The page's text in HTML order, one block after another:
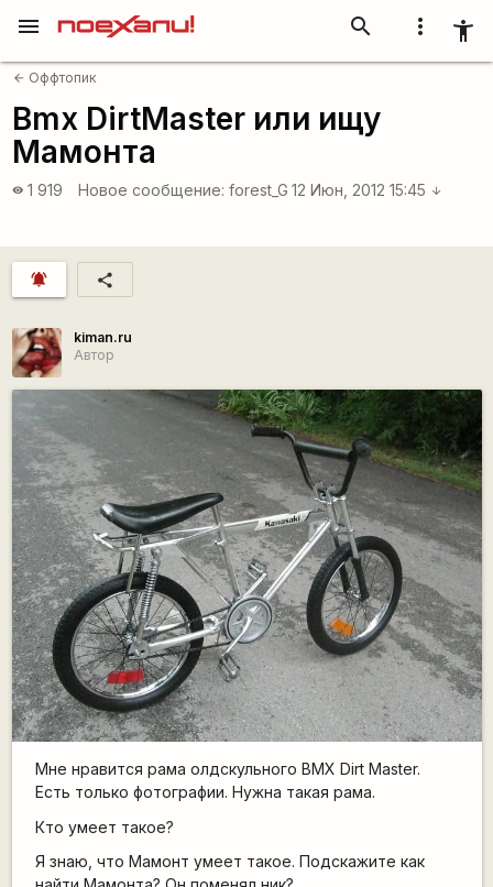
more_vert accessibility_new
search
menu
arrow_back Оффтопик
Bmx DirtMaster или ищу
Мамонта
visibility 1 919 Новое сообщение: forest_G 12 Июн, 2012 15:45 arrow_downward
notifications_active share
kiman.ru
Автор
Мне нравится рама олдскульного BMX Dirt Master.
Есть только фотографии. Нужна такая рама.
Кто умеет такое?
Я знаю, что Мамонт умеет такое. Подскажите как